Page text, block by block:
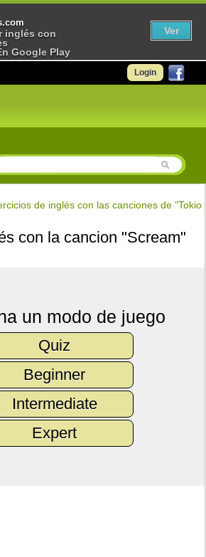
Login
de inglés con las canciones de "Tokio
con la cancion "Scream"
un modo de juego
Quiz
Beginner
Intermediate
Expert
inglés con
Google Play
Ver